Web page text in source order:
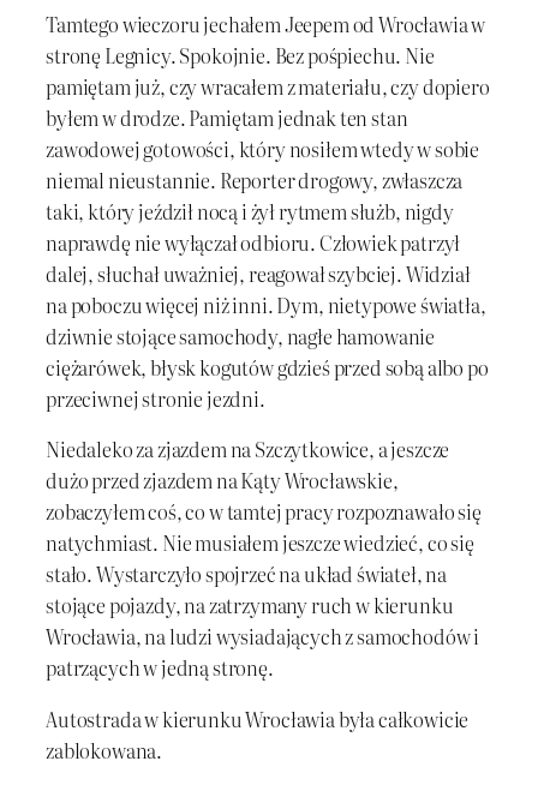
Tamtego wieczoru jechałem Jeepem od Wrocławia w
stronę Legnicy. Spokojnie. Bez pośpiechu. Nie
pamiętam już, czy wracałem z materiału, czy dopiero
byłem w drodze. Pamiętam jednak ten stan
zawodowej gotowości, który nosiłem wtedy w sobie
niemal nieustannie. Reporter drogowy, zwłaszcza
taki, który jeździł nocą i żył rytmem służb, nigdy
naprawdę nie wyłączał odbioru. Człowiek patrzył
dalej, słuchał uważniej, reagował szybciej. Widział
na poboczu więcej niż inni. Dym, nietypowe światła,
dziwnie stojące samochody, nagłe hamowanie
ciężarówek, błysk kogutów gdzieś przed sobą albo po
przeciwnej stronie jezdni.
Niedaleko za zjazdem na Szczytkowice, a jeszcze
dużo przed zjazdem na Kąty Wrocławskie,
zobaczyłem coś, co w tamtej pracy rozpoznawało się
natychmiast. Nie musiałem jeszcze wiedzieć, co się
stało. Wystarczyło spojrzeć na układ świateł, na
stojące pojazdy, na zatrzymany ruch w kierunku
Wrocławia, na ludzi wysiadających z samochodów i
patrzących w jedną stronę.
Autostrada w kierunku Wrocławia była całkowicie
zablokowana.